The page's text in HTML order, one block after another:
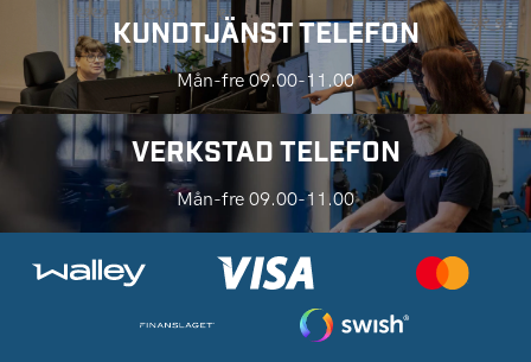
KUNDTJÄNST TELEFON
Mån-fre 09.00-11.00
VERKSTAD TELEFON
Mån-fre 09.00-11.00